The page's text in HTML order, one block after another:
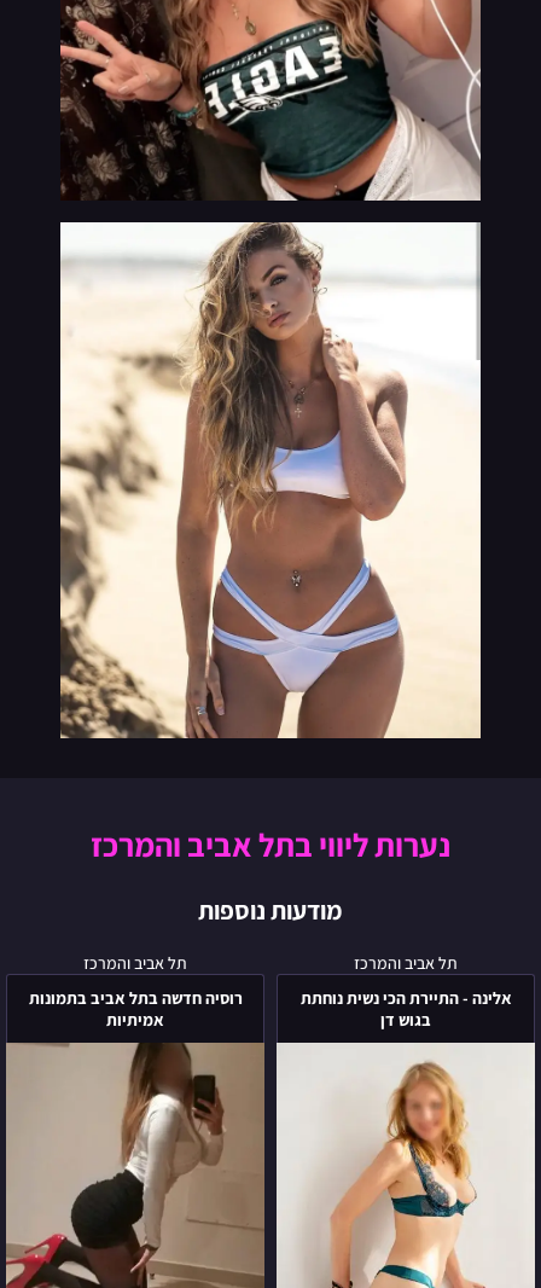
נערות ליווי בתל אביב והמרכז
מודעות נוספות
תל אביב והמרכז
אלינה - התיירת הכי נשית נוחתת
בגוש דן
אלינה
-
התיירת
הכי
נשית
נוחתת
בגוש
דן
תל אביב והמרכז
רוסיה חדשה בתל אביב בתמונות
אמיתיות
רוסיה
חדשה
בתל
אביב
בתמונות
אמיתיות